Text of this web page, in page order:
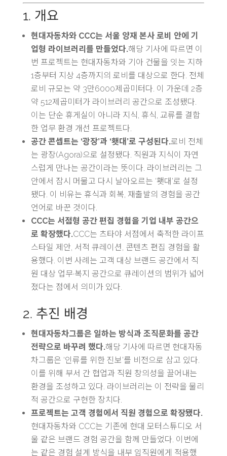
1. 개요
현대자동차와 CCC는 서울 양재 본사 로비 안에 기
업형 라이브러리를 만들었다.해당 기사에 따르면 이
번 프로젝트는 현대자동차와 기아 건물을 잇는 지하
1층부터 지상 4층까지의 로비를 대상으로 한다. 전체
로비 규모는 약 3만6000제곱미터다. 이 가운데 2층
약 512제곱미터가 라이브러리 공간으로 조성됐다.
이는 단순 휴게실이 아니라 지식, 휴식, 교류를 결합
한 업무 환경 개선 프로젝트다.
공간 콘셉트는 ‘광장’과 ‘횃대’로 구성된다.로비 전체
는 광장(Agora)으로 설정됐다. 직원과 지식이 자연
스럽게 만나는 공간이라는 뜻이다. 라이브러리는 그
안에서 잠시 머물고 다시 날아오르는 ‘횃대’로 설정
됐다. 이 비유는 휴식과 회복, 재출발의 경험을 공간
언어로 바꾼 것이다.
CCC는 서점형 공간 편집 경험을 기업 내부 공간으
로 확장했다.CCC는 츠타야 서점에서 축적한 라이프
스타일 제안, 서적 큐레이션, 콘텐츠 편집 경험을 활
용했다. 이번 사례는 고객 대상 브랜드 공간에서 직
원 대상 업무·복지 공간으로 큐레이션의 범위가 넓어
졌다는 점에서 의미가 있다.
2. 추진 배경
현대자동차그룹은 일하는 방식과 조직문화를 공간
전략으로 바꾸려 했다.해당 기사에 따르면 현대자동
차그룹은 ‘인류를 위한 진보’를 비전으로 삼고 있다.
이를 위해 부서 간 협업과 직원 창의성을 끌어내는
환경을 조성하고 있다. 라이브러리는 이 전략을 물리
적 공간으로 구현한 장치다.
프로젝트는 고객 경험에서 직원 경험으로 확장됐다.
현대자동차와 CCC는 기존에 현대 모터스튜디오 서
울 같은 브랜드 경험 공간을 함께 만들었다. 이번에
는 같은 경험 설계 방식을 내부 임직원에게 적용했